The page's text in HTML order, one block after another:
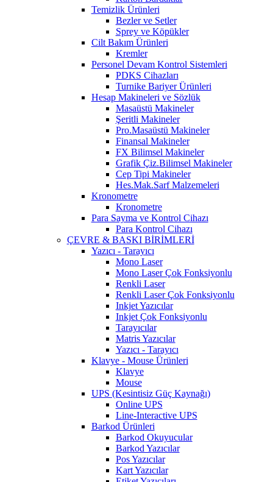
Temizlik Ürünleri
Bezler ve Setler
Sprey ve Köpükler
Cilt Bakım Ürünleri
Kremler
Personel Devam Kontrol Sistemleri
PDKS Cihazları
Turnike Bariyer Ürünleri
Hesap Makineleri ve Sözlük
Masaüstü Makineler
Şeritli Makineler
Pro.Masaüstü Makineler
Finansal Makineler
FX Bilimsel Makineler
Grafik Çiz.Bilimsel Makineler
Cep Tipi Makineler
Hes.Mak.Sarf Malzemeleri
Kronometre
Kronometre
Para Sayma ve Kontrol Cihazı
Para Kontrol Cihazı
ÇEVRE & BASKI BİRİMLERİ
Yazıcı - Tarayıcı
Mono Laser
Mono Laser Çok Fonksiyonlu
Renkli Laser
Renkli Laser Çok Fonksiyonlu
Inkjet Yazıcılar
Inkjet Çok Fonksiyonlu
Tarayıcılar
Matris Yazıcılar
Yazıcı - Tarayıcı
Klavye - Mouse Ürünleri
Klavye
Mouse
UPS (Kesintisiz Güç Kaynağı)
Online UPS
Line-Interactive UPS
Barkod Ürünleri
Barkod Okuyucular
Barkod Yazıcılar
Pos Yazıcılar
Kart Yazıcılar